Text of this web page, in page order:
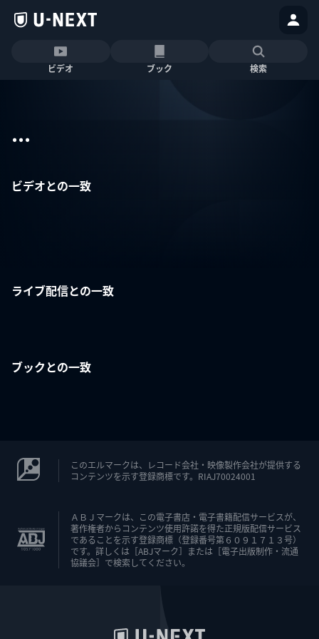
ビデオ ブック 検索
...
ビデオとの一致
ライブ配信との一致
ブックとの一致
このエルマークは、レコード会社・映像製作会社が提供する
コンテンツを示す登録商標です。RIAJ70024001
ＡＢＪマークは、この電子書店・電子書籍配信サービスが、
著作権者からコンテンツ使用許諾を得た正規版配信サービス
であることを示す登録商標（登録番号第６０９１７１３号）
です。詳しくは［ABJマーク］または［電子出版制作・流通
協議会］で検索してください。